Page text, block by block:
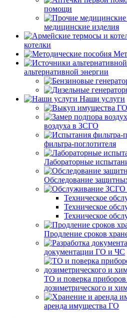
помощи
медицинские изделия
котелки
альтернативной энергии
Наши услуги
воздуха в ЗСГО
фильтра-поглотителя
Лабораторные
Обследование
Техническое
Техническое
Техническое
Продление сроков
документации ГО и ЧС
ТО и поверка
дозиметрического и
аренда имущества ГО